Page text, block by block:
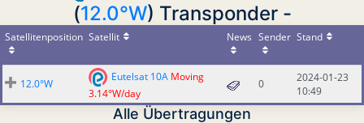
(12.0°W) Transponder -
Satellitenposition Satellit News Sender Stand
12.0°W
Eutelsat 10A Moving
3.14°W/day
0
2024-01-23
10:49
Alle Übertragungen